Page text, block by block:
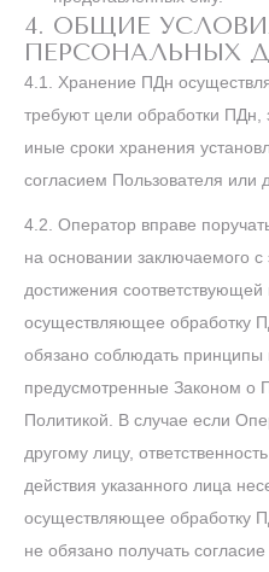
4. ОБЩИЕ
ПЕРСОНАЛЬНЫХ
4.1. Хранение ПДн
требуют цели обработки ПДн,
иные сроки хранения
согласием Пользователя или
4.2. Оператор вправе
на основании заключаемого
достижения
осуществляющее обработку
обязано соблюдать принципы
предусмотренные Законом о
Политикой. В случае если
другому лицу,
действия указанного лица
осуществляющее обработку
не обязано получать